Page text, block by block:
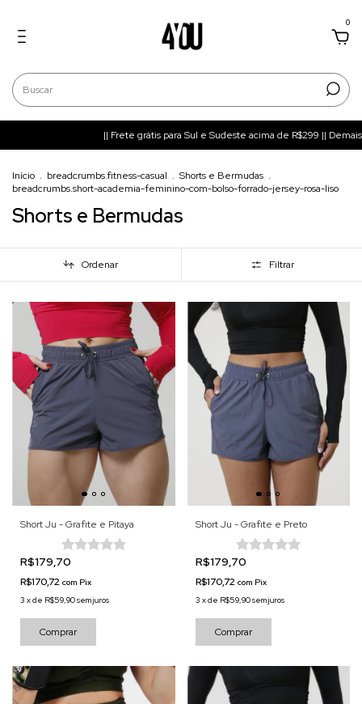
0
|| Frete grátis para Sul e Sudeste acima de R$299 || Demais regiões acima
Início . breadcrumbs.fitness-casual . Shorts e Bermudas .
breadcrumbs.short-academia-feminino-com-bolso-forrado-jersey-rosa-liso
Shorts e Bermudas
Ordenar Filtrar
Short Ju - Grafite e Pitaya
R$179,70
R$170,72 com Pix
3 xde R$59,90sem juros
Comprar
Short Ju - Grafite e Preto
R$179,70
R$170,72 com Pix
3 xde R$59,90sem juros
Comprar